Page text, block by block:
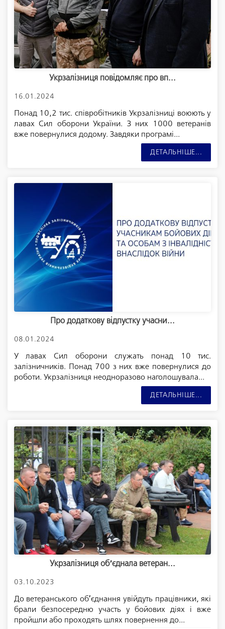
Укрзалізниця повідомляє про вп...
16.01.2024
Понад 10,2 тис. співробітників Укрзалізниці воюють у
лавах Сил оборони України. З них 1000 ветеранів
вже повернулися додому. Завдяки програмі...
ДЕТАЛЬНІШЕ...
Про додаткову відпустку учасни...
08.01.2024
У лавах Сил оборони служать понад 10 тис.
залізничників. Понад 700 з них вже повернулися до
роботи. Укрзалізниця неодноразово наголошувала...
ДЕТАЛЬНІШЕ...
Укрзалізниця обʼєднала ветеран...
03.10.2023
До ветеранського обʼєднання увійдуть працівники, які
брали безпосередню участь у бойових діях і вже
пройшли або проходять шлях повернення до...